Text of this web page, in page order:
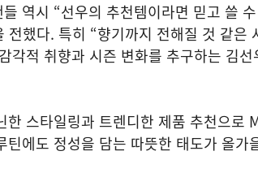
역시 “선우의 추천템이라면 믿고 쓸
했다. 특히 “향기까지 전해질 것 같은
각적 취향과 시즌 변화를 추구하는 김선
스타일링과 트렌디한 제품 추천으로
에도 정성을 담는 따뜻한 태도가 올가